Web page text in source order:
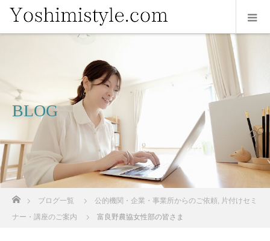
BLOG
ブログ一覧 公的機関・企業・事業所からのご依頼, 片付けセミ
ナー・講座のご案内
富良野農協女性部の皆さま